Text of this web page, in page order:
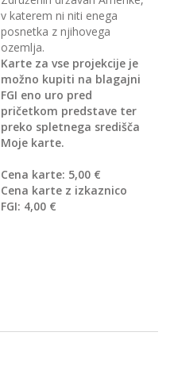
v katerem ni niti enega
posnetka z njihovega
ozemlja.
Karte za vse projekcije je
možno kupiti na blagajni
FGI eno uro pred
pričetkom predstave ter
preko spletnega središča
Moje karte.
Cena karte: 5,00 €
Cena karte z izkaznico
FGI: 4,00 €